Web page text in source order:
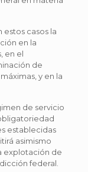
casos la
en la
en el
de
y en la
de servicio
establecidas
asimismo
explotación de
federal.